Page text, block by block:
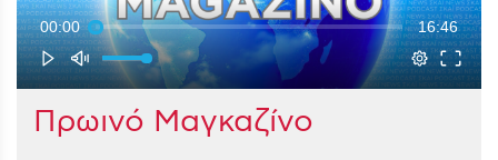
00:00 16:46
Πρωινό Μαγκαζίνο